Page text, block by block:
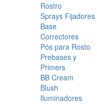
Rostro
Sprays Fijadores
Base
Correctores
Pós para Rosto
Prebases y
Primers
BB Cream
Blush
Iluminadores